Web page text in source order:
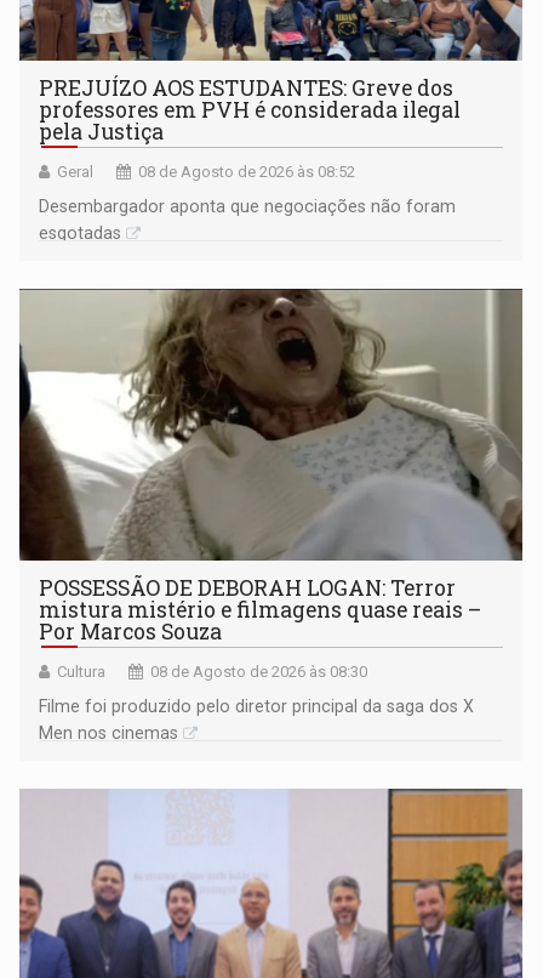
PREJUÍZO AOS ESTUDANTES: Greve dos
professores em PVH é considerada ilegal
pela Justiça
Geral 08 de Agosto de 2026 às 08:52
Desembargador aponta que negociações não foram
esgotadas
POSSESSÃO DE DEBORAH LOGAN: Terror
mistura mistério e filmagens quase reais –
Por Marcos Souza
Cultura 08 de Agosto de 2026 às 08:30
Filme foi produzido pelo diretor principal da saga dos X
Men nos cinemas